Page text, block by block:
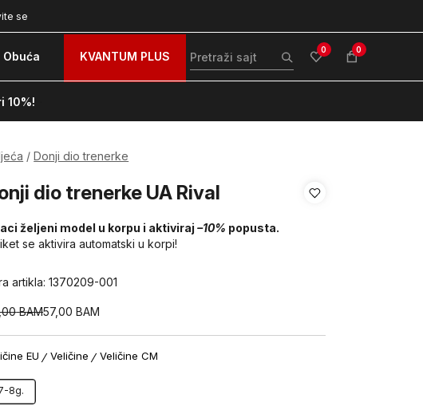
se
Obuća KVANTUM PLUS 0 0
10%!
Donji dio trenerke
dio trenerke UA Rival
željeni model u korpu i aktiviraj–10% popusta.
se aktivira automatski u korpi!
artikla:1370209-001
BAM57,00 BAM
EU Veličine Veličine CM
8g.